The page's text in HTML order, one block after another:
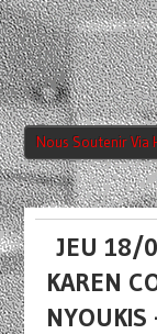
Nous Soutenir Via
JEU 18/
KAREN
NYOUKIS